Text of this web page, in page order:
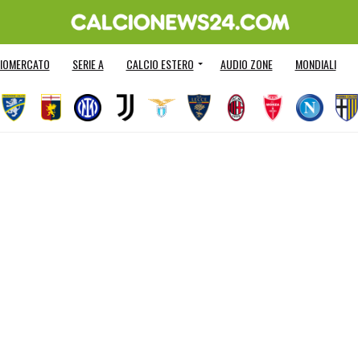
SERIE A CALCIO ESTERO AUDIO ZONE MONDIALI